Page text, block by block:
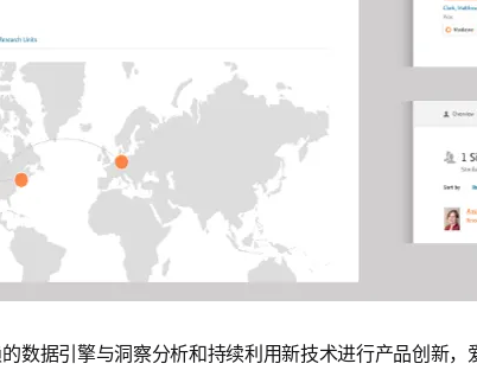
数据引擎与洞察分析和持续利用新技术进行产品创新，